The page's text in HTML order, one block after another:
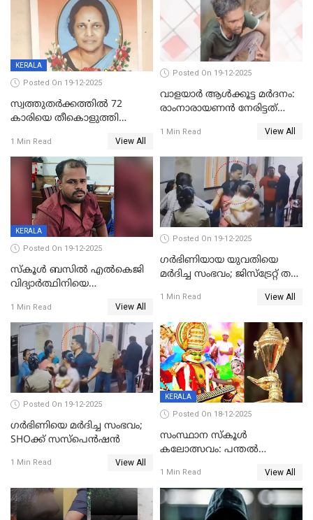
KERALA
Posted On 19-12-2025
സ്വത്തുതര്‍ക്കത്തില്‍ 72
കാരിയെ തീകൊളുത്തി
ക്രൂരകൊലപാതകത്തില്‍
സഹോദരിപുത്രന് ജീവപര്യന്തം
1 Min Read View All
Posted On 19-12-2025
വാളയാർ ആൾക്കൂട്ട മർദനം:
രാംനാരായണൻ നേരിട്ടത്
നാൽപ്പതിലേറെ
റിപ്പോർട്ട്
1 Min Read View All
KERALA
Posted On 19-12-2025
സ്കൂൾ ബസിൽ എൽകെജി
വിദ്യാര്‍ത്ഥിനിയെ
ക്ലീനര്‍ പിടിയിൽ
1 Min Read View All
Posted On 19-12-2025
ഗര്‍ഭിണിയായ യുവതിയെ
മര്‍ദിച്ച സംഭവം; ജിസ്‌ട്രേറ്റ് തല
യുവതി
1 Min Read View All
Posted On 19-12-2025
ഗര്‍ഭിണിയെ മർദിച്ച സംഭവം;
SHOക്ക് സസ്പെൻഷൻ
1 Min Read View All
KERALA
Posted On 18-12-2025
സംസ്ഥാന സ്കൂൾ
കലോത്സവം: പന്തൽ
1 Min Read View All